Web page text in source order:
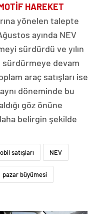
HAREKET
yönelen talepte
ayında NEV
sürdürdü ve yılın
sürdürmeye devam
araç satışları ise
döneminde bu
göz önüne
belirgin şekilde
satışları NEV
pazar büyümesi